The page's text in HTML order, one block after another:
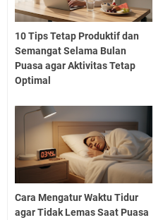
10 Tips Tetap Produktif dan
Semangat Selama Bulan
Puasa agar Aktivitas Tetap
Optimal
Cara Mengatur Waktu Tidur
agar Tidak Lemas Saat Puasa